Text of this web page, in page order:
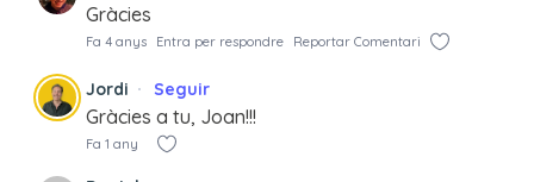
Gràcies
Fa 4 anys Entra per respondre Reportar Comentari
Jordi Seguir
Gràcies a tu, Joan!!!
Fa 1 any